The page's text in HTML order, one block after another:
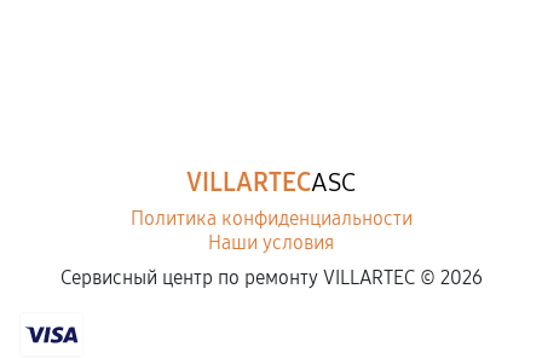
VILLARTECASC
Политика конфиденциальности
Наши условия
Сервисный центр по ремонту VILLARTEC © 2026